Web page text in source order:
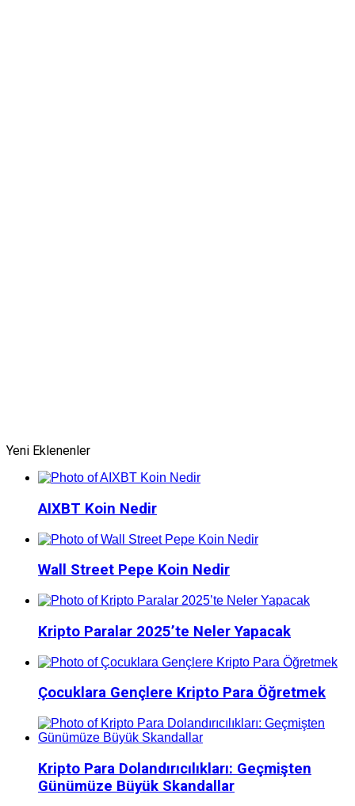
Yeni Eklenenler
AIXBT Koin Nedir
Wall Street Pepe Koin Nedir
Kripto Paralar 2025’te Neler Yapacak
Çocuklara Gençlere Kripto Para Öğretmek
Kripto Para Dolandırıcılıkları: Geçmişten
Günümüze Büyük Skandallar